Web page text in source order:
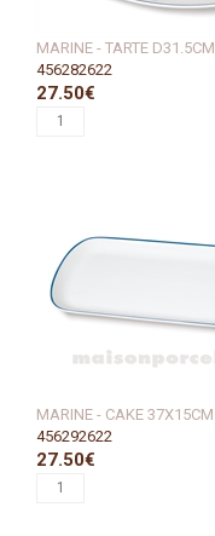
MARINE - TARTE D31.5CM
456282622
27.50€
MARINE - CAKE 37X15CM
456292622
27.50€